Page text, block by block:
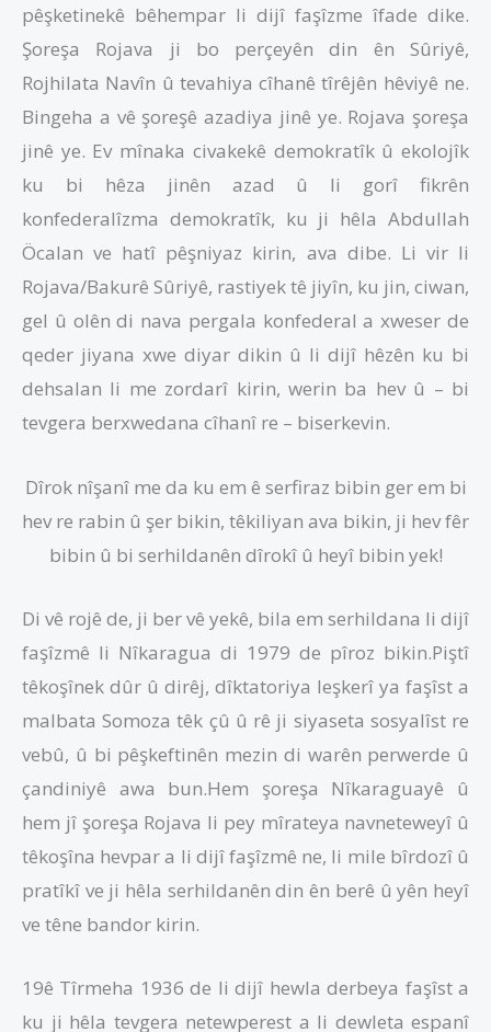
pêşketinekê bêhempar li dijî faşîzme îfade dike.
Şoreşa Rojava ji bo perçeyên din ên Sûriyê,
Rojhilata Navîn û tevahiya cîhanê tîrêjên hêviyê ne.
Bingeha a vê şoreşê azadiya jinê ye. Rojava şoreşa
jinê ye. Ev mînaka civakekê demokratîk û ekolojîk
ku bi hêza jinên azad û li gorî fikrên
konfederalîzma demokratîk, ku ji hêla Abdullah
Öcalan ve hatî pêşniyaz kirin, ava dibe. Li vir li
Rojava/Bakurê Sûriyê, rastiyek tê jiyîn, ku jin, ciwan,
gel û olên di nava pergala konfederal a xweser de
qeder jiyana xwe diyar dikin û li dijî hêzên ku bi
dehsalan li me zordarî kirin, werin ba hev û – bi
tevgera berxwedana cîhanî re – biserkevin.
Dîrok nîşanî me da ku em ê serfiraz bibin ger em bi
hev re rabin û şer bikin, têkiliyan ava bikin, ji hev fêr
bibin û bi serhildanên dîrokî û heyî bibin yek!
Di vê rojê de, ji ber vê yekê, bila em serhildana li dijî
faşîzmê li Nîkaragua di 1979 de pîroz bikin.Piştî
têkoşînek dûr û dirêj, dîktatoriya leşkerî ya faşîst a
malbata Somoza têk çû û rê ji siyaseta sosyalîst re
vebû, û bi pêşkeftinên mezin di warên perwerde û
çandiniyê awa bun.Hem şoreşa Nîkaraguayê û
hem jî şoreşa Rojava li pey mîrateya navneteweyî û
têkoşîna hevpar a li dijî faşîzmê ne, li mile bîrdozî û
pratîkî ve ji hêla serhildanên din ên berê û yên heyî
ve têne bandor kirin.
19ê Tîrmeha 1936 de li dijî hewla derbeya faşîst a
ku ji hêla tevgera netewperest a li dewleta espanî